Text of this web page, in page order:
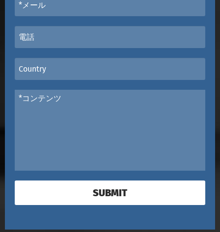
SUBMIT